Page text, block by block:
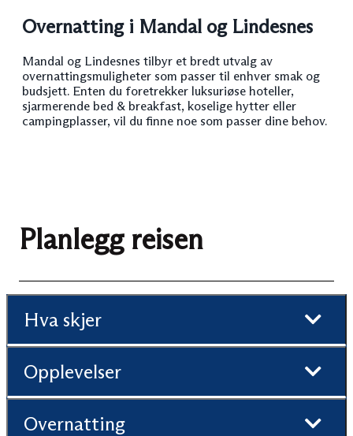
Overnatting i Mandal og Lindesnes
Mandal og Lindesnes tilbyr et bredt utvalg av
overnattingsmuligheter som passer til enhver smak og
budsjett. Enten du foretrekker luksuriøse hoteller,
sjarmerende bed & breakfast, koselige hytter eller
campingplasser, vil du finne noe som passer dine behov.
Planlegg reisen
Hva skjer
Opplevelser
Overnatting